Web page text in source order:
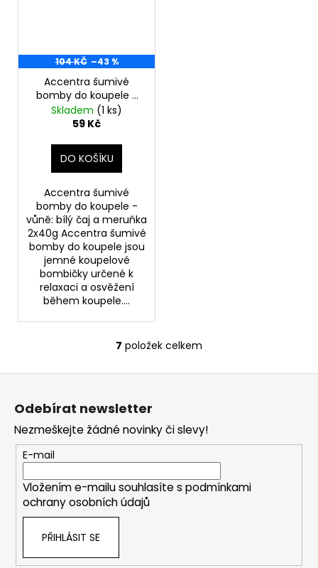
104 KČ –43 %
Accentra šumivé
bomby do koupele -
vůně: bílý čaj a
meruňka 2x40g
Skladem (1 ks)
59 Kč
DO KOŠÍKU
Accentra šumivé
bomby do koupele -
vůně: bílý čaj a meruňka
2x40g Accentra šumivé
bomby do koupele jsou
jemné koupelové
bombičky určené k
relaxaci a osvěžení
během koupele....
O
v
a
c
í
p
r
7 položek celkem
Z
Odebírat newsletter
Nezmeškejte žádné novinky či slevy!
E-mail
Vložením e-mailu souhlasíte s podmínkami
ochrany osobních údajů
PŘIHLÁSIT SE